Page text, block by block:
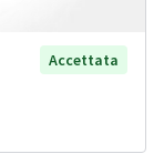
Accettata